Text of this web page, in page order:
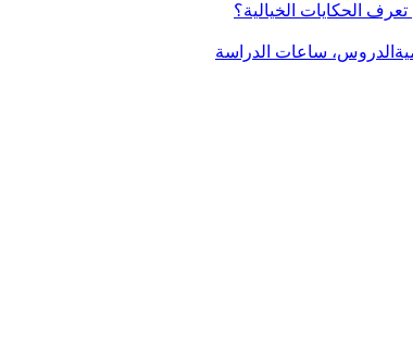
تعرف الحكايات الخيالية؟
الدروس، ساعات الدراسة